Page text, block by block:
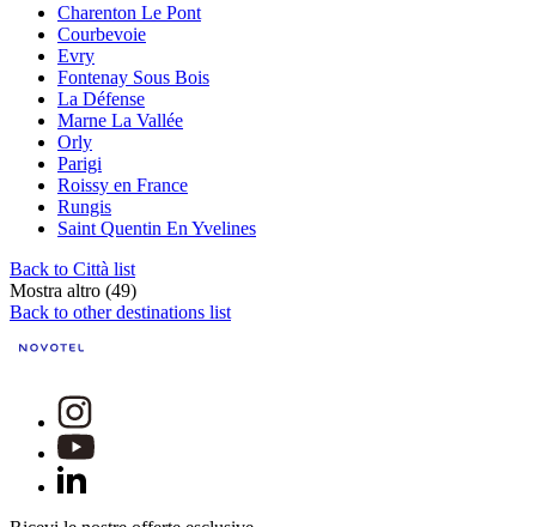
Charenton Le Pont
Courbevoie
Evry
Fontenay Sous Bois
La Défense
Marne La Vallée
Orly
Parigi
Roissy en France
Rungis
Saint Quentin En Yvelines
Back to Città list
Mostra altro (49)
Back to other destinations list